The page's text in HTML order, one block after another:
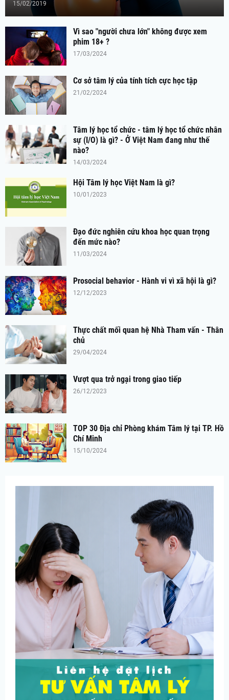
15/02/2019
Vì sao "người chưa lớn" không được xem
phim 18+ ?
17/03/2024
Cơ sở tâm lý của tính tích cực học tập
21/02/2024
Tâm lý học tổ chức - tâm lý học tổ chức nhân
sự (I/O) là gì? - Ở Việt Nam đang như thế
nào?
14/03/2024
Hội Tâm lý học Việt Nam là gì?
10/01/2023
Đạo đức nghiên cứu khoa học quan trọng
đến mức nào?
11/03/2024
Prosocial behavior - Hành vi vì xã hội là gì?
12/12/2023
Thực chất mối quan hệ Nhà Tham vấn - Thân
chủ
29/04/2024
Vượt qua trở ngại trong giao tiếp
26/12/2023
TOP 30 Địa chỉ Phòng khám Tâm lý tại TP. Hồ
Chí Minh
15/10/2024